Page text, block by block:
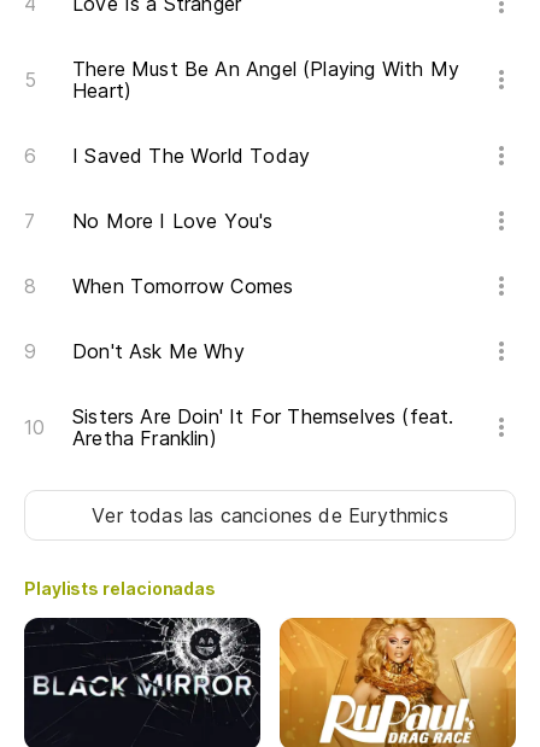
There Must Be An Angel (Playing With My
Heart)
I Saved The World Today
No More I Love You's
When Tomorrow Comes
Don't Ask Me Why
Sisters Are Doin' It For Themselves (feat.
Aretha Franklin)
Ver todas las cancionesde Eurythmics
Playlists relacionadas